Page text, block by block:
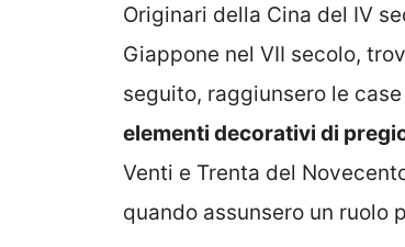
Originari della Cina del IV
Giappone nel VII secolo,
seguito, raggiunsero le
elementi decorativi di
Venti e Trenta del
quando assunsero un ruolo